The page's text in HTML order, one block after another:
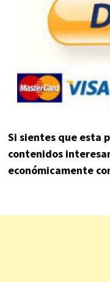
Si sientes que esta
contenidos
económicamente